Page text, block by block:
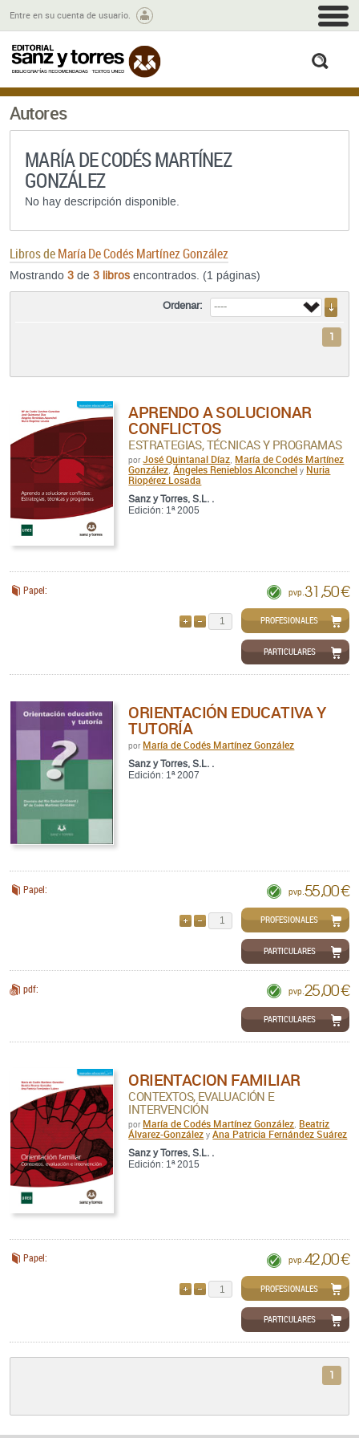
Entre en su cuenta de usuario.
Autores
MARÍA DE CODÉS MARTÍNEZ
GONZÁLEZ
No hay descripción disponible.
Libros deMaría De Codés Martínez González
Mostrando 3 de 3 libros encontrados. (1 páginas)
Ordenar:
1
APRENDO A SOLUCIONAR
CONFLICTOS
ESTRATEGIAS, TÉCNICAS Y PROGRAMAS
por José Quintanal Díaz María de Codés Martínez
González Ángeles Renieblos Alconchel y Nuria
Riopérez Losada
Sanz y Torres, S.L. .
Edición: 1ª 2005
Papel: pvp. 31,50 €
QUITARPROFESIONALES
PARTICULARES
ORIENTACIÓN EDUCATIVA Y
TUTORÍA
por María de Codés Martínez González
Sanz y Torres, S.L. .
Edición: 1ª 2007
Papel: pvp. 55,00 €
QUITARPROFESIONALES
PARTICULARES
pdf: pvp. 25,00 €
PARTICULARES
ORIENTACION FAMILIAR
CONTEXTOS, EVALUACIÓN E
INTERVENCIÓN
por María de Codés Martínez González Beatriz
Álvarez-González yAna Patricia Fernández Suárez
Sanz y Torres, S.L. .
Edición: 1ª 2015
Papel: pvp. 42,00 €
QUITARPROFESIONALES
PARTICULARES
1